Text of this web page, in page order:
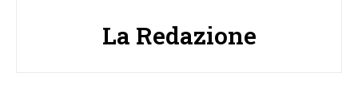
La Redazione